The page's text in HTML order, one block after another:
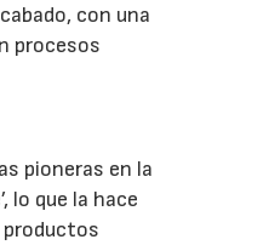
con una
procesos
pioneras en la
lo que la hace